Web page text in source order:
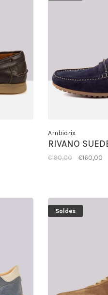
Ambiorix
RIVANO
€190,00 €160,00
Soldes